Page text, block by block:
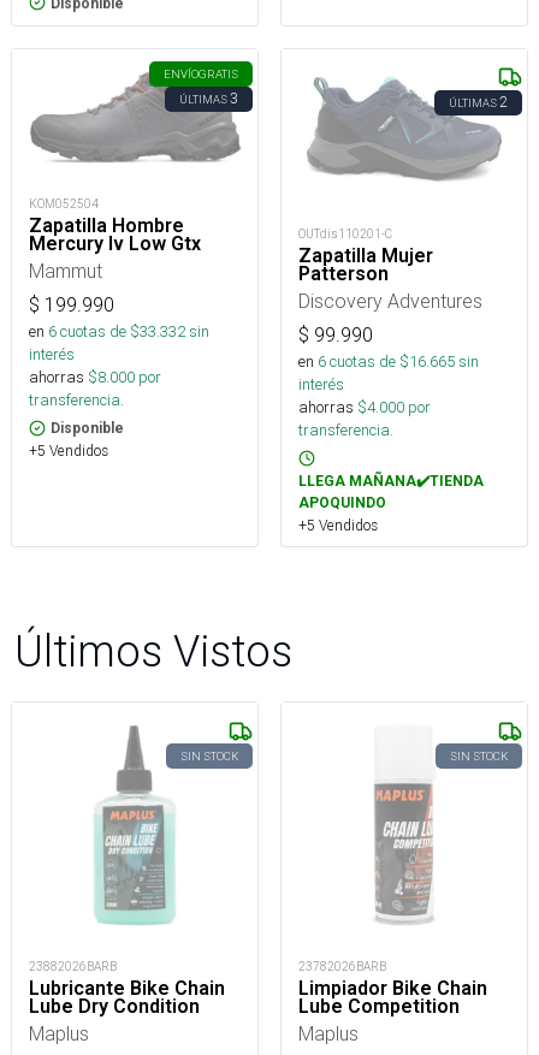
ENVÍOGRATIS
ÚLTIMAS3
KOM052504
Zapatilla Hombre
Mercury Iv Low Gtx
Mammut
$ 199.990
en 6cuotas de $33.332sin
interés
ahorras $8.000 por
transferencia.
Disponible
+5 Vendidos
ÚLTIMAS2
OUTdis110201-C
Zapatilla Mujer
Patterson
Discovery Adventures
$ 99.990
en 6cuotas de $16.665sin
interés
ahorras $4.000 por
transferencia.
LLEGA MAÑANA✔️TIENDA
APOQUINDO
+5 Vendidos
Últimos Vistos
SIN STOCK
23882026BARB
Lubricante Bike Chain
Lube Dry Condition
Maplus
SIN STOCK
23782026BARB
Limpiador Bike Chain
Lube Competition
Maplus